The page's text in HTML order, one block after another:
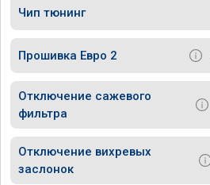
Чип тюнинг
Прошивка Евро 2
Отключение сажевого
фильтра
Отключение вихревых
заслонок